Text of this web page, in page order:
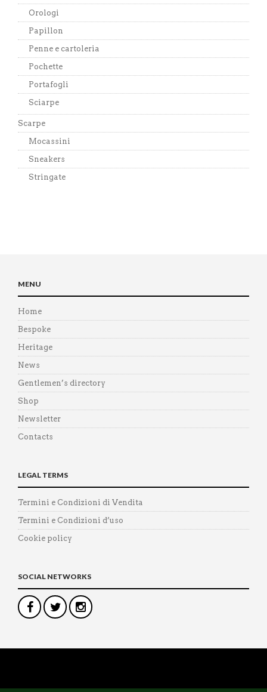
Orologi
Papillon
Penne e cartoleria
Pochette
Portafogli
Sciarpe
Scarpe
Mocassini
Sneakers
Stringate
MENU
Home
Bespoke
Heritage
News
Gentlemen’s directory
Shop
Newsletter
Contacts
LEGAL TERMS
Termini e Condizioni di Vendita
Termini e Condizioni d’uso
Cookie policy
SOCIAL NETWORKS